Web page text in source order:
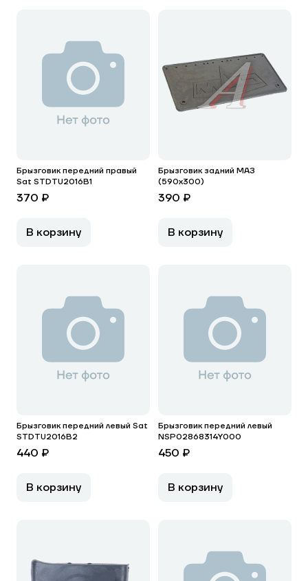
Брызговик передний правый
Sat STDTU2016B1
370 ₽
В корзину
Брызговик задний МАЗ
(590х300)
390 ₽
В корзину
Брызговик передний левый Sat
STDTU2016B2
440 ₽
В корзину
Брызговик передний левый
NSP02868314Y000
450 ₽
В корзину